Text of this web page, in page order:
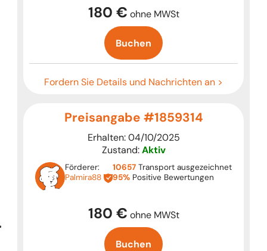
180 € ohne MWSt
Buchen
Fordern Sie Details und Nachrichten an >
Preisangabe #1859314
Erhalten: 04/10/2025
Zustand:Aktiv
Förderer:
Palmira88
10657Transport ausgezeichnet
95%Positive Bewertungen
180 € ohne MWSt
Buchen